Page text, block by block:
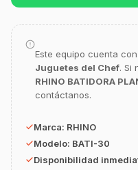
Este equipo cuenta
Juguetes del Chef. Si
RHINO BATIDORA
contáctanos.
Marca: RHINO
Modelo: BATI-30
Disponibilidad
Asesor Chef
¡Hola Chef! 🍳
¿En qué te
equipamiento o